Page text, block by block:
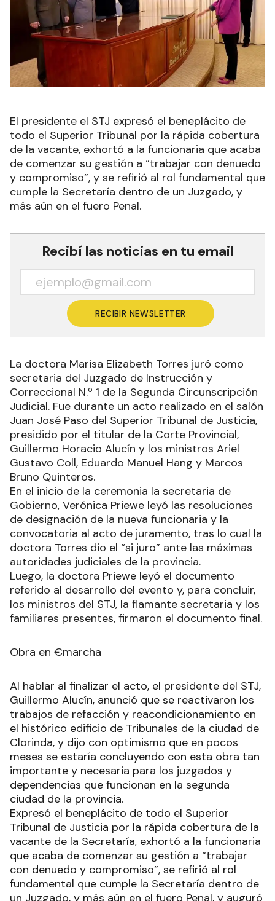
El presidente el STJ expresó el beneplácito de
todo el Superior Tribunal por la rápida cobertura
de la vacante, exhortó a la funcionaria que acaba
de comenzar su gestión a “trabajar con denuedo
y compromiso”, y se refirió al rol fundamental que
cumple la Secretaría dentro de un Juzgado, y
más aún en el fuero Penal.
Recibí las noticias en tu email
RECIBIR NEWSLETTER
La doctora Marisa Elizabeth Torres juró como
secretaria del Juzgado de Instrucción y
Correccional N.º 1 de la Segunda Circunscripción
Judicial. Fue durante un acto realizado en el salón
Juan José Paso del Superior Tribunal de Justicia,
presidido por el titular de la Corte Provincial,
Guillermo Horacio Alucín y los ministros Ariel
Gustavo Coll, Eduardo Manuel Hang y Marcos
Bruno Quinteros.
En el inicio de la ceremonia la secretaria de
Gobierno, Verónica Priewe leyó las resoluciones
de designación de la nueva funcionaria y la
convocatoria al acto de juramento, tras lo cual la
doctora Torres dio el “si juro” ante las máximas
autoridades judiciales de la provincia.
Luego, la doctora Priewe leyó el documento
referido al desarrollo del evento y, para concluir,
los ministros del STJ, la flamante secretaria y los
familiares presentes, firmaron el documento final.
Obra en €marcha
Al hablar al finalizar el acto, el presidente del STJ,
Guillermo Alucín, anunció que se reactivaron los
trabajos de refacción y reacondicionamiento en
el histórico edificio de Tribunales de la ciudad de
Clorinda, y dijo con optimismo que en pocos
meses se estaría concluyendo con esta obra tan
importante y necesaria para los juzgados y
dependencias que funcionan en la segunda
ciudad de la provincia.
Expresó el beneplácito de todo el Superior
Tribunal de Justicia por la rápida cobertura de la
vacante de la Secretaría, exhortó a la funcionaria
que acaba de comenzar su gestión a “trabajar
con denuedo y compromiso”, se refirió al rol
fundamental que cumple la Secretaría dentro de
un Juzgado, y más aún en el fuero Penal, y auguró